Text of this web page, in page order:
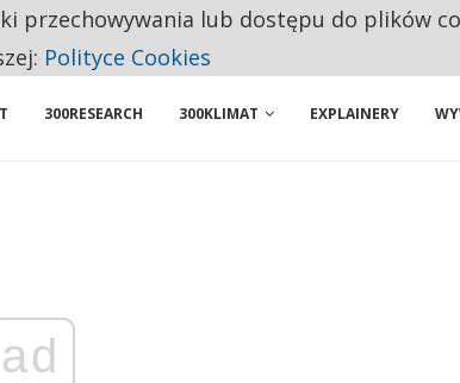
Z POLSKI
300RESEARCH 300KLIMAT EXPLAINERY
ad
przechowywania lub dostępu do plików
Polityce Cookies